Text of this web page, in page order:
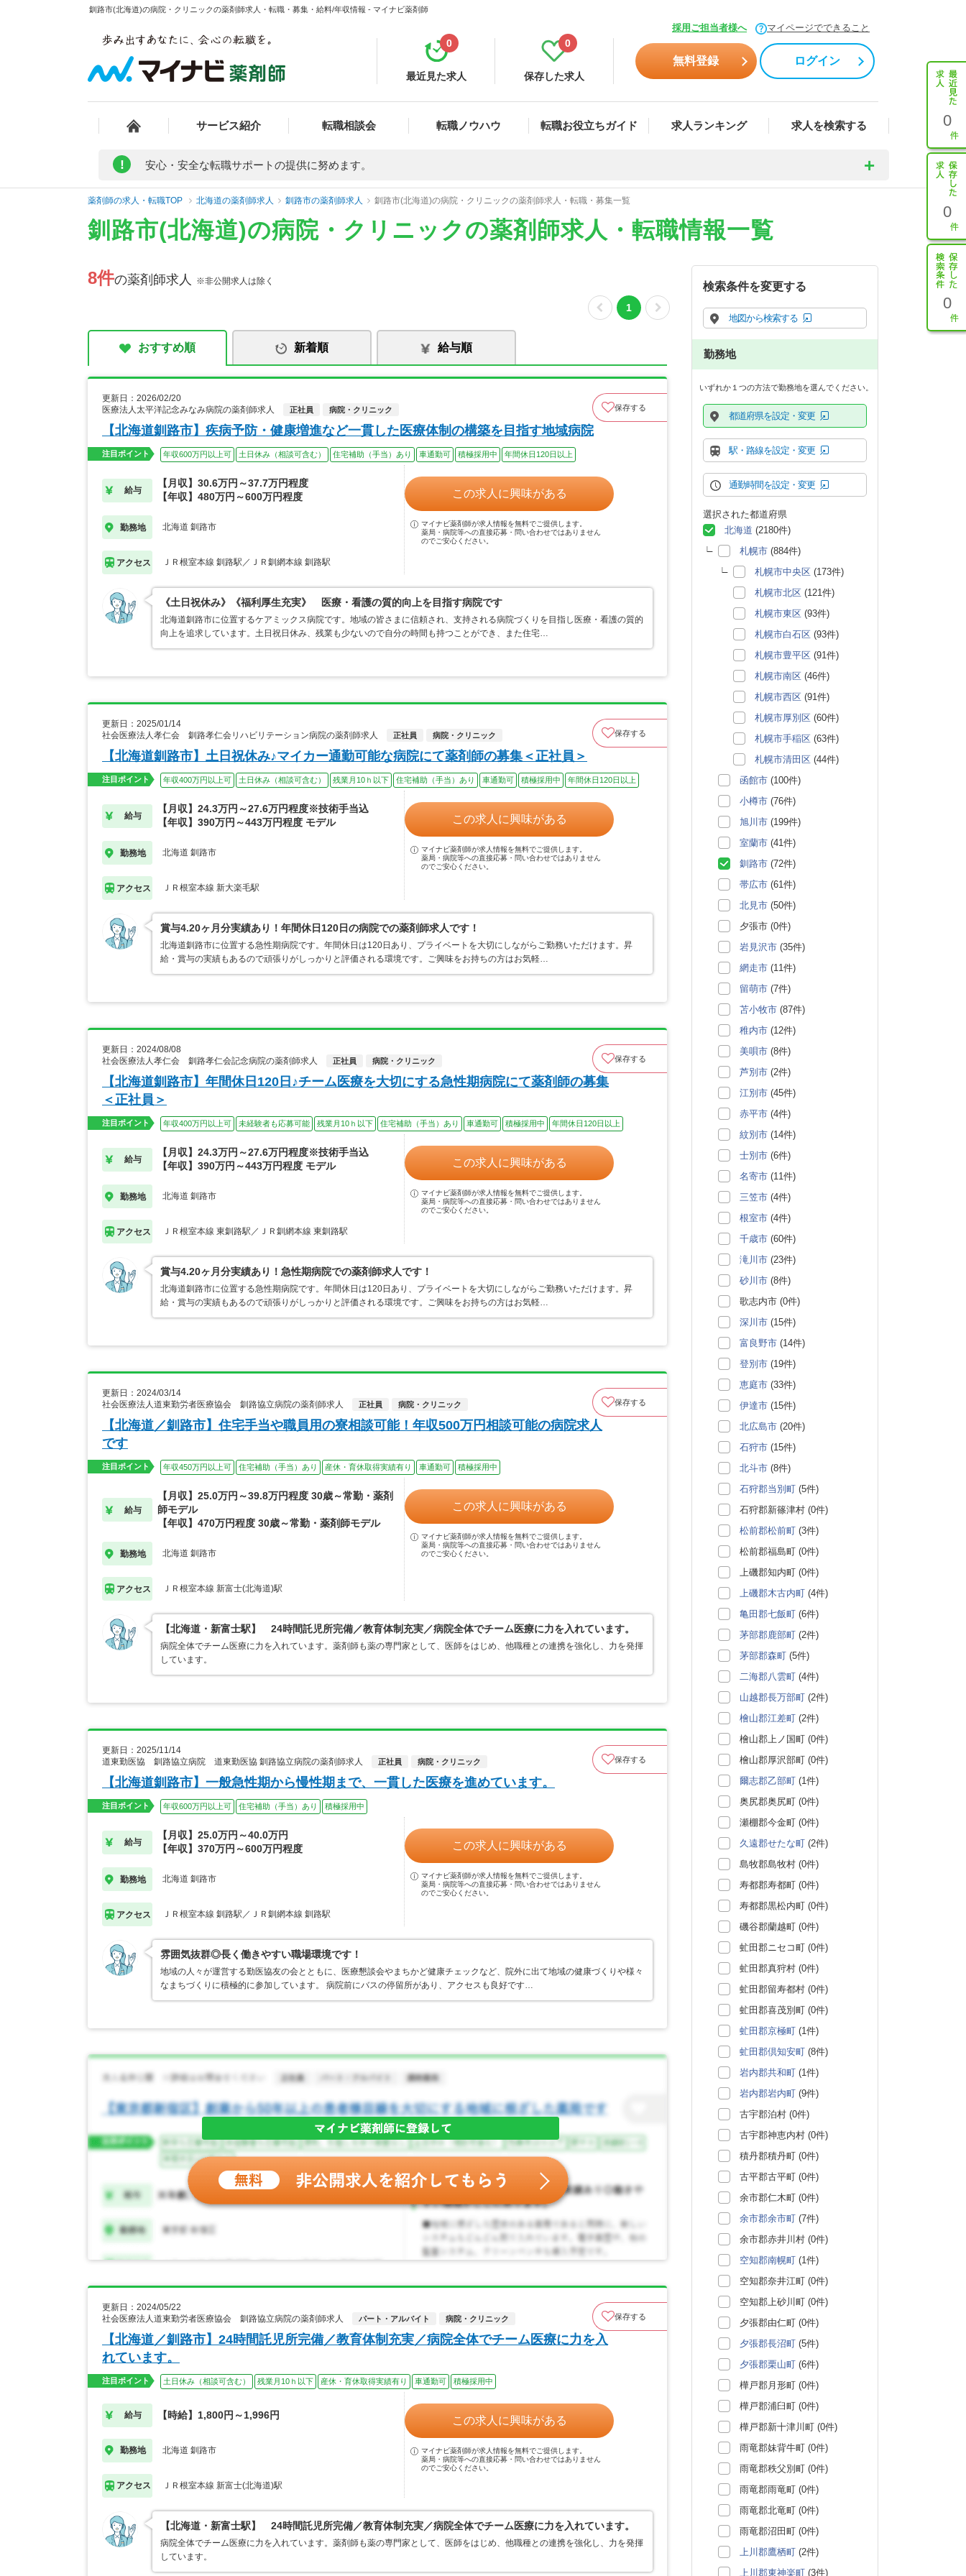
釧路市(北海道)の病院・クリニックの薬剤師求人・転職・募集・給料/年収情報 - マイナビ薬剤師
採用ご担当者様へ マイページでできること
最近見た求人
0
保存した求人
0
無料登録 ログイン
サービス紹介 転職相談会 転職ノウハウ 転職お役立ちガイド 求人ランキング 求人を検索する 0
0
0
! 安心・安全な転職サポートの提供に努めます。
薬剤師の求人・転職TOP 北海道の薬剤師求人 釧路市の薬剤師求人 釧路市(北海道)の病院・クリニックの薬剤師求人・転職・募集一覧
釧路市(北海道)の病院・クリニックの薬剤師求人・転職情報一覧
8件の薬剤師求人 ※非公開求人は除く
1
おすすめ順 新着順 給与順
更新日：2026/02/20
医療法人太平洋記念みなみ病院の薬剤師求人
正社員 病院・クリニック 保存する
【北海道釧路市】疾病予防・健康増進など一貫した医療体制の構築を目指す地域病院
注目ポイント 年収600万円以上可 土日休み（相談可含む） 住宅補助（手当）あり 車通勤可 積極採用中 年間休日120日以上
給与
【月収】30.6万円～37.7万円程度
【年収】480万円～600万円程度
勤務地 北海道 釧路市
アクセス ＪＲ根室本線 釧路駅／ＪＲ釧網本線 釧路駅
この求人に興味がある
マイナビ薬剤師が求人情報を無料でご提供します。
薬局・病院等への直接応募・問い合わせではありません
のでご安心ください。
《土日祝休み》《福利厚生充実》 医療・看護の質的向上を目指す病院です
北海道釧路市に位置するケアミックス病院です。地域の皆さまに信頼され、支持される病院づくりを目指し医療・看護の質的
向上を追求しています。土日祝日休み、残業も少ないので自分の時間も持つことができ、また住宅…
更新日：2025/01/14
社会医療法人孝仁会 釧路孝仁会リハビリテーション病院の薬剤師求人
正社員 病院・クリニック 保存する
【北海道釧路市】土日祝休み♪マイカー通勤可能な病院にて薬剤師の募集＜正社員＞
注目ポイント 年収400万円以上可 土日休み（相談可含む） 残業月10ｈ以下 住宅補助（手当）あり 車通勤可 積極採用中 年間休日120日以上
給与
【月収】24.3万円～27.6万円程度※技術手当込
【年収】390万円～443万円程度 モデル
勤務地 北海道 釧路市
アクセス ＪＲ根室本線 新大楽毛駅
この求人に興味がある
マイナビ薬剤師が求人情報を無料でご提供します。
薬局・病院等への直接応募・問い合わせではありません
のでご安心ください。
賞与4.20ヶ月分実績あり！年間休日120日の病院での薬剤師求人です！
北海道釧路市に位置する急性期病院です。年間休日は120日あり、プライベートを大切にしながらご勤務いただけます。昇
給・賞与の実績もあるので頑張りがしっかりと評価される環境です。ご興味をお持ちの方はお気軽…
更新日：2024/08/08
社会医療法人孝仁会 釧路孝仁会記念病院の薬剤師求人
正社員 病院・クリニック 保存する
【北海道釧路市】年間休日120日♪チーム医療を大切にする急性期病院にて薬剤師の募集
＜正社員＞
注目ポイント 年収400万円以上可 未経験者も応募可能 残業月10ｈ以下 住宅補助（手当）あり 車通勤可 積極採用中 年間休日120日以上
給与
【月収】24.3万円～27.6万円程度※技術手当込
【年収】390万円～443万円程度 モデル
勤務地 北海道 釧路市
アクセス ＪＲ根室本線 東釧路駅／ＪＲ釧網本線 東釧路駅
この求人に興味がある
マイナビ薬剤師が求人情報を無料でご提供します。
薬局・病院等への直接応募・問い合わせではありません
のでご安心ください。
賞与4.20ヶ月分実績あり！急性期病院での薬剤師求人です！
北海道釧路市に位置する急性期病院です。年間休日は120日あり、プライベートを大切にしながらご勤務いただけます。昇
給・賞与の実績もあるので頑張りがしっかりと評価される環境です。ご興味をお持ちの方はお気軽…
更新日：2024/03/14
社会医療法人道東勤労者医療協会 釧路協立病院の薬剤師求人
正社員 病院・クリニック 保存する
【北海道／釧路市】住宅手当や職員用の寮相談可能！年収500万円相談可能の病院求人
です
注目ポイント 年収450万円以上可 住宅補助（手当）あり 産休・育休取得実績有り 車通勤可 積極採用中
給与
【月収】25.0万円～39.8万円程度 30歳～常勤・薬剤
師モデル
【年収】470万円程度 30歳～常勤・薬剤師モデル
勤務地 北海道 釧路市
アクセス ＪＲ根室本線 新富士(北海道)駅
この求人に興味がある
マイナビ薬剤師が求人情報を無料でご提供します。
薬局・病院等への直接応募・問い合わせではありません
のでご安心ください。
【北海道・新富士駅】 24時間託児所完備／教育体制充実／病院全体でチーム医療に力を入れています。
病院全体でチーム医療に力を入れています。薬剤師も薬の専門家として、医師をはじめ、他職種との連携を強化し、力を発揮
しています。
更新日：2025/11/14
道東勤医協 釧路協立病院 道東勤医協 釧路協立病院の薬剤師求人
正社員 病院・クリニック 保存する
【北海道釧路市】一般急性期から慢性期まで、一貫した医療を進めています。
注目ポイント 年収600万円以上可 住宅補助（手当）あり 積極採用中
給与
【月収】25.0万円～40.0万円
【年収】370万円～600万円程度
勤務地 北海道 釧路市
アクセス ＪＲ根室本線 釧路駅／ＪＲ釧網本線 釧路駅
この求人に興味がある
マイナビ薬剤師が求人情報を無料でご提供します。
薬局・病院等への直接応募・問い合わせではありません
のでご安心ください。
雰囲気抜群◎長く働きやすい職場環境です！
地域の人々が運営する勤医協友の会とともに、医療懇談会やまちかど健康チェックなど、院外に出て地域の健康づくりや様々
なまちづくりに積極的に参加しています。 病院前にバスの停留所があり、アクセスも良好です…
更新日：2024/05/22
社会医療法人道東勤労者医療協会 釧路協立病院の薬剤師求人
パート・アルバイト 病院・クリニック 保存する
【北海道／釧路市】24時間託児所完備／教育体制充実／病院全体でチーム医療に力を入
れています。
注目ポイント 土日休み（相談可含む） 残業月10ｈ以下 産休・育休取得実績有り 車通勤可 積極採用中
給与 【時給】1,800円～1,996円
勤務地 北海道 釧路市
アクセス ＪＲ根室本線 新富士(北海道)駅
この求人に興味がある
マイナビ薬剤師が求人情報を無料でご提供します。
薬局・病院等への直接応募・問い合わせではありません
のでご安心ください。
【北海道・新富士駅】 24時間託児所完備／教育体制充実／病院全体でチーム医療に力を入れています。
病院全体でチーム医療に力を入れています。薬剤師も薬の専門家として、医師をはじめ、他職種との連携を強化し、力を発揮
しています。
検索条件を変更する
地図から検索する
勤務地
いずれか１つの方法で勤務地を選んでください。
都道府県を設定・変更
駅・路線を設定・変更
通勤時間を設定・変更
選択された都道府県
北海道 (2180件)
札幌市 (884件)
札幌市中央区 (173件)
札幌市北区 (121件)
札幌市東区 (93件)
札幌市白石区 (93件)
札幌市豊平区 (91件)
札幌市南区 (46件)
札幌市西区 (91件)
札幌市厚別区 (60件)
札幌市手稲区 (63件)
札幌市清田区 (44件)
函館市 (100件)
小樽市 (76件)
旭川市 (199件)
室蘭市 (41件)
釧路市 (72件)
帯広市 (61件)
北見市 (50件)
夕張市 (0件)
岩見沢市 (35件)
網走市 (11件)
留萌市 (7件)
苫小牧市 (87件)
稚内市 (12件)
美唄市 (8件)
芦別市 (2件)
江別市 (45件)
赤平市 (4件)
紋別市 (14件)
士別市 (6件)
名寄市 (11件)
三笠市 (4件)
根室市 (4件)
千歳市 (60件)
滝川市 (23件)
砂川市 (8件)
歌志内市 (0件)
深川市 (15件)
富良野市 (14件)
登別市 (19件)
恵庭市 (33件)
伊達市 (15件)
北広島市 (20件)
石狩市 (15件)
北斗市 (8件)
石狩郡当別町 (5件)
石狩郡新篠津村 (0件)
松前郡松前町 (3件)
松前郡福島町 (0件)
上磯郡知内町 (0件)
上磯郡木古内町 (4件)
亀田郡七飯町 (6件)
茅部郡鹿部町 (2件)
茅部郡森町 (5件)
二海郡八雲町 (4件)
山越郡長万部町 (2件)
檜山郡江差町 (2件)
檜山郡上ノ国町 (0件)
檜山郡厚沢部町 (0件)
爾志郡乙部町 (1件)
奥尻郡奥尻町 (0件)
瀬棚郡今金町 (0件)
久遠郡せたな町 (2件)
島牧郡島牧村 (0件)
寿都郡寿都町 (0件)
寿都郡黒松内町 (0件)
磯谷郡蘭越町 (0件)
虻田郡ニセコ町 (0件)
虻田郡真狩村 (0件)
虻田郡留寿都村 (0件)
虻田郡喜茂別町 (0件)
虻田郡京極町 (1件)
虻田郡倶知安町 (8件)
岩内郡共和町 (1件)
岩内郡岩内町 (9件)
古宇郡泊村 (0件)
古宇郡神恵内村 (0件)
積丹郡積丹町 (0件)
古平郡古平町 (0件)
余市郡仁木町 (0件)
余市郡余市町 (7件)
余市郡赤井川村 (0件)
空知郡南幌町 (1件)
空知郡奈井江町 (0件)
空知郡上砂川町 (0件)
夕張郡由仁町 (0件)
夕張郡長沼町 (5件)
夕張郡栗山町 (6件)
樺戸郡月形町 (0件)
樺戸郡浦臼町 (0件)
樺戸郡新十津川町 (0件)
雨竜郡妹背牛町 (0件)
雨竜郡秩父別町 (0件)
雨竜郡雨竜町 (0件)
雨竜郡北竜町 (0件)
雨竜郡沼田町 (0件)
上川郡鷹栖町 (2件)
上川郡東神楽町 (3件)